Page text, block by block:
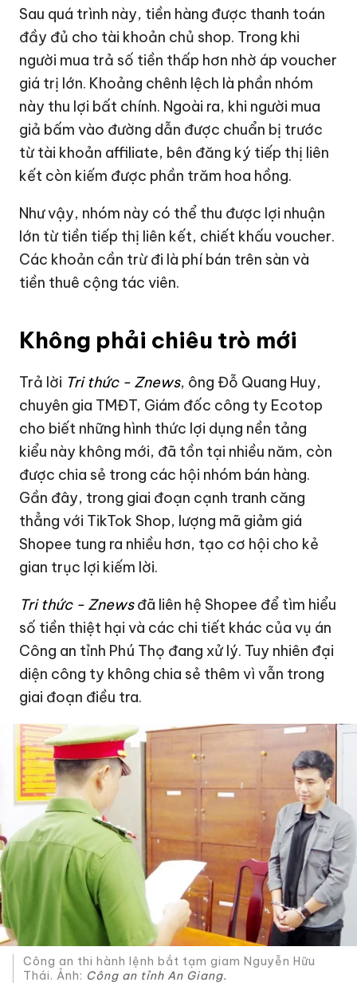
Sau quá trình này, tiền hàng được thanh toán
đầy đủ cho tài khoản chủ shop. Trong khi
người mua trả số tiền thấp hơn nhờ áp voucher
giá trị lớn. Khoảng chênh lệch là phần nhóm
này thu lợi bất chính. Ngoài ra, khi người mua
giả bấm vào đường dẫn được chuẩn bị trước
từ tài khoản affiliate, bên đăng ký tiếp thị liên
kết còn kiếm được phần trăm hoa hồng.
Như vậy, nhóm này có thể thu được lợi nhuận
lớn từ tiền tiếp thị liên kết, chiết khấu voucher.
Các khoản cần trừ đi là phí bán trên sàn và
tiền thuê cộng tác viên.
Không phải chiêu trò mới
Trả lời Tri thức - Znews, ông Đỗ Quang Huy,
chuyên gia TMĐT, Giám đốc công ty Ecotop
cho biết những hình thức lợi dụng nền tảng
kiểu này không mới, đã tồn tại nhiều năm, còn
được chia sẻ trong các hội nhóm bán hàng.
Gần đây, trong giai đoạn cạnh tranh căng
thẳng với TikTok Shop, lượng mã giảm giá
Shopee tung ra nhiều hơn, tạo cơ hội cho kẻ
gian trục lợi kiếm lời.
Tri thức - Znewsđã liên hệ Shopee để tìm hiểu
số tiền thiệt hại và các chi tiết khác của vụ án
Công an tỉnh Phú Thọ đang xử lý. Tuy nhiên đại
diện công ty không chia sẻ thêm vì vẫn trong
giai đoạn điều tra.
Công an thi hành lệnh bắt tạm giam Nguyễn Hữu
Thái. Ảnh: Công an tỉnh An Giang.